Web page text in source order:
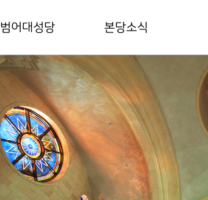
범어대성당
교구장사목교서
본당사목방침
주보성인
신부님/수녀님
본당기구표
범어본당역사
본당소식
공지사항
본당주보
전례봉사
월중계획표
연간계획표
갤러리